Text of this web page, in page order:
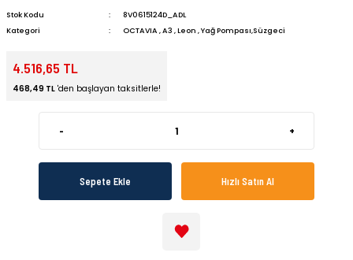
Stok Kodu
8V0615124D_ADL
Kategori
OCTAVIA ,A3 ,Leon ,Yağ Pompası,Süzgeci
4.516,65 TL
468,49 TL 'den başlayan taksitlerle!
- +
Sepete Ekle Hızlı Satın Al